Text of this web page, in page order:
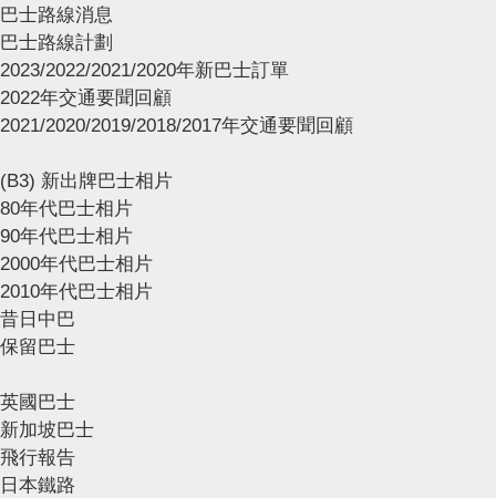
巴士路線消息
巴士路線計劃
2023/2022/2021/2020年新巴士訂單
2022年交通要聞回顧
2021/2020/2019/2018/2017年交通要聞回顧
(B3) 新出牌巴士相片
80年代巴士相片
90年代巴士相片
2000年代巴士相片
2010年代巴士相片
昔日中巴
保留巴士
英國巴士
新加坡巴士
飛行報告
日本鐵路